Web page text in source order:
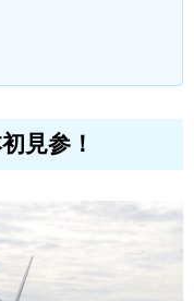
見参！